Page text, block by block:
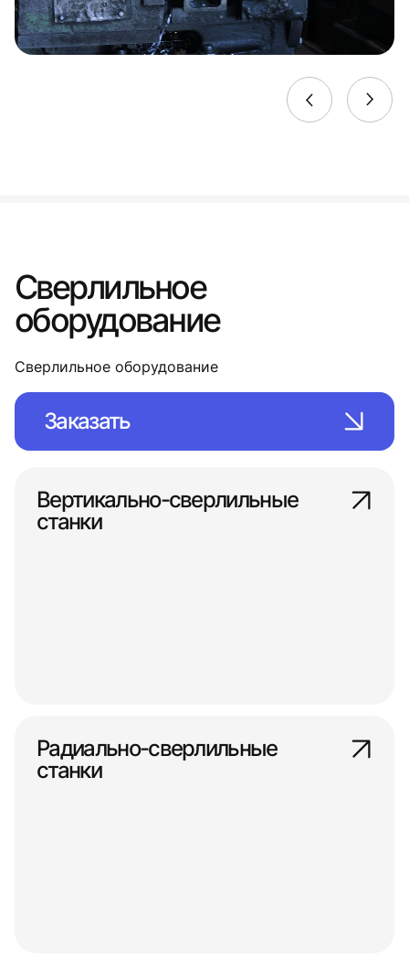
Сверлильное
оборудование
Сверлильное оборудование
Заказать
Вертикально-сверлильные
станки
Радиально-сверлильные
станки